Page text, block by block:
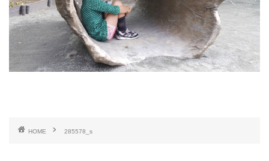
HOME 285578_s